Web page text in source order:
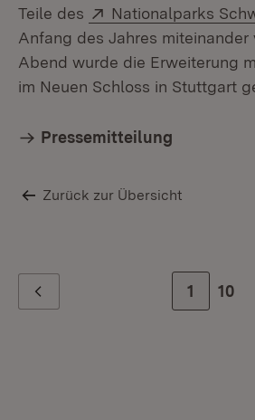
Teile des
Extern:
Nationalparks
Anfang des Jahres miteinander
Abend wurde die Erweiterung
im Neuen Schloss in Stuttgart
Pressemitteilung
Zurück zur Übersicht
Zur Seite
1 Zur
10